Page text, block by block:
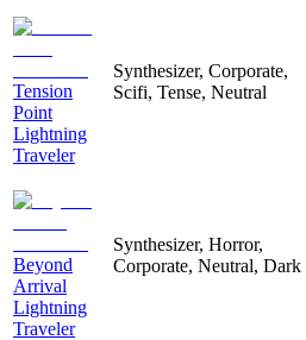
Tension
Point
Lightning
Traveler
Synthesizer, Corporate,
Scifi, Tense, Neutral
Beyond
Arrival
Lightning
Traveler
Synthesizer, Horror,
Corporate, Neutral, Dark